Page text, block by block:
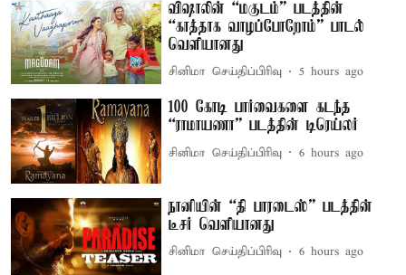
விஷாலின் “மகுடம்” படத்தின்
“காத்தாக வாழப்போறோம்” பாடல்
வெளியானது
சினிமா செய்திப்பிரிவு 5 hours ago
100 கோடி பார்வைகளை கடந்த
“ராமாயணா” படத்தின் டிரெய்லர்
சினிமா செய்திப்பிரிவு 6 hours ago
நானியின் “தி பாரடைஸ்” படத்தின்
டீசர் வெளியானது
சினிமா செய்திப்பிரிவு 6 hours ago